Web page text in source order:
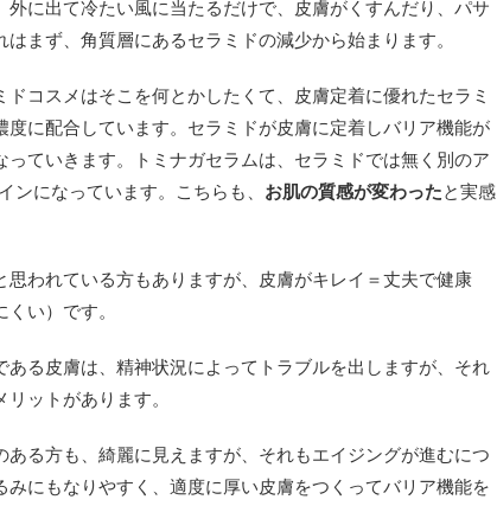
に出て冷たい風に当たるだけで、皮膚がくすんだり、パサ
まず、角質層にあるセラミドの減少から始まります。
コスメはそこを何とかしたくて、皮膚定着に優れたセラミ
度に配合しています。セラミドが皮膚に定着しバリア機能が
ていきます。トミナガセラムは、セラミドでは無く別のア
ンになっています。こちらも、 お肌の質感が変わったと実感
思われている方もありますが、皮膚がキレイ＝丈夫で健康
い）です。
ある皮膚は、精神状況によってトラブルを出しますが、それ
ットがあります。
る方も、綺麗に見えますが、それもエイジングが進むにつ
にもなりやすく、適度に厚い皮膚をつくってバリア機能を